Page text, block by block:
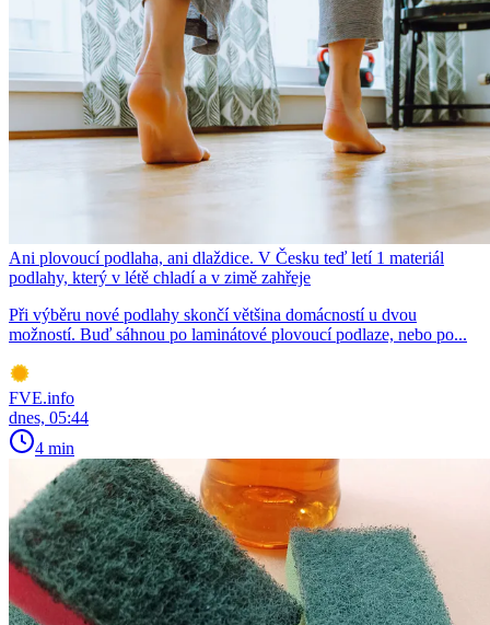
Ani plovoucí podlaha, ani dlaždice. V Česku teď letí 1 materiál
podlahy, který v létě chladí a v zimě zahřeje
Při výběru nové podlahy skončí většina domácností u dvou
možností. Buď sáhnou po laminátové plovoucí podlaze, nebo po...
FVE.info
dnes, 05:44
4 min